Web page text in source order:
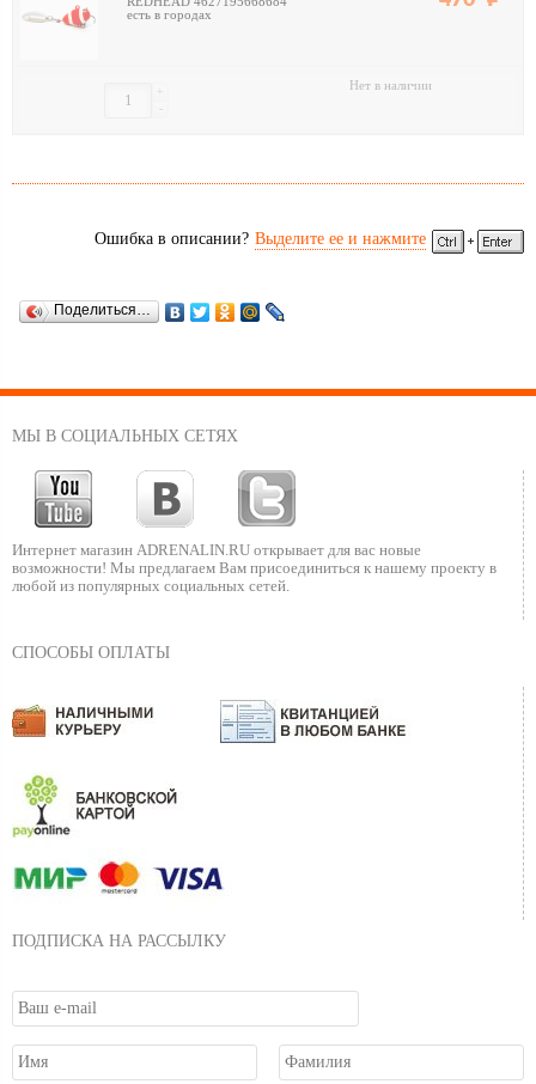
есть в городах
-
+ Нет в наличии
Ошибка в описании? Выделите ее и нажмите
Поделиться…
МЫ В СОЦИАЛЬНЫХ СЕТЯХ
Интернет магазин ADRENALIN.RU открывает для вас новые
возможности! Мы предлагаем Вам присоединиться к нашему проекту в
любой из популярных социальных сетей.
СПОСОБЫ ОПЛАТЫ
ПОДПИСКА НА РАССЫЛКУ